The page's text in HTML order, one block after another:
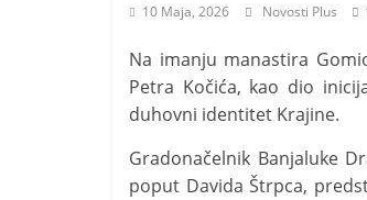
10 Maja, 2026 Novosti Plus
Na imanju manastira
Petra Kočića, kao dio
duhovni identitet Krajine.
Gradonačelnik Banjaluke
poput Davida Štrpca,